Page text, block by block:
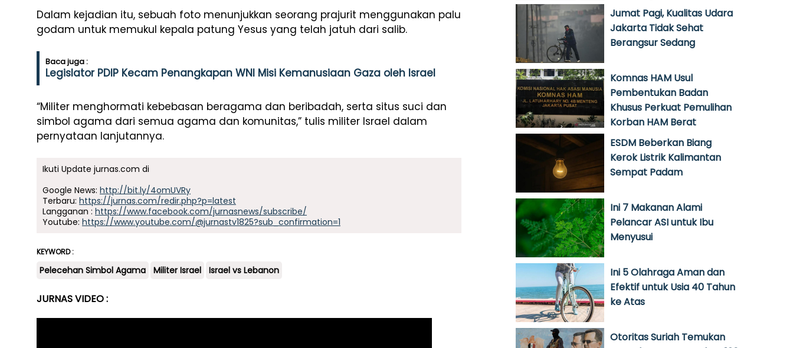
Dalam kejadian itu, sebuah foto menunjukkan seorang prajurit menggunakan palu
godam untuk memukul kepala patung Yesus yang telah jatuh dari salib.
Baca juga :
Legislator PDIP Kecam Penangkapan WNI Misi Kemanusiaan Gaza oleh Israel
“Militer menghormati kebebasan beragama dan beribadah, serta situs suci dan
simbol agama dari semua agama dan komunitas,” tulis militer Israel dalam
pernyataan lanjutannya.
Ikuti Update jurnas.com di
Google News: http://bit.ly/4omUVRy
Terbaru: https://jurnas.com/redir.php?p=latest
Langganan : https://www.facebook.com/jurnasnews/subscribe/
Youtube: https://www.youtube.com/@jurnastv1825?sub_confirmation=1
KEYWORD :
Pelecehan Simbol Agama Militer Israel Israel vs Lebanon
JURNAS VIDEO :
Jumat Pagi, Kualitas Udara
Jakarta Tidak Sehat
Berangsur Sedang
Komnas HAM Usul
Pembentukan Badan
Khusus Perkuat Pemulihan
Korban HAM Berat
ESDM Beberkan Biang
Kerok Listrik Kalimantan
Sempat Padam
Ini 7 Makanan Alami
Pelancar ASI untuk Ibu
Menyusui
Ini 5 Olahraga Aman dan
Efektif untuk Usia 40 Tahun
ke Atas
Otoritas Suriah Temukan